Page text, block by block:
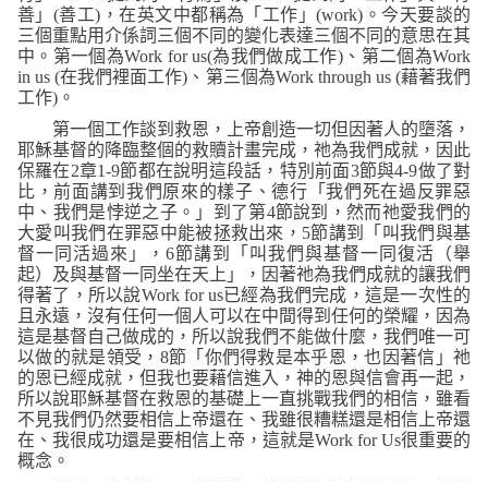
善」 (善工) ，在英文中都稱為「工作」(work) 。今天要談的
三個重點用介係詞三個不同的變化表達三個不同的意思在其
中。第一個為Work for us(為我們做成工作)、第二個為Work
in us (在我們裡面工作) 、第三個為Work through us (藉著我們
工作) 。
第一個工作談到救恩，上帝創造一切但因著人的墮落，
耶穌基督的降臨整個的救贖計畫完成，祂為我們成就，因此
保羅在2章1-9節都在說明這段話，特別前面3節與4-9做了對
比，前面講到我們原來的樣子、德行「我們死在過反罪惡
中、我們是悖逆之子。」 到了第4節說到，然而祂愛我們的
大愛叫我們在罪惡中能被拯救出來， 5節講到
「叫我們與基
督一同活過來」
， 6節講到
「叫我們與基督一同復活（舉
起）及與基督一同坐在天上」
，因著祂為我們成就的讓我們
得著了，所以說Work for us已經為我們完成，這是一次性的
且永遠，沒有任何一個人可以在中間得到任何的榮耀，因為
這是基督自己做成的，所以說我們不能做什麼，我們唯一可
以做的就是領受， 8節 「你們得救是本乎恩，也因著信」祂
的恩已經成就，但我也要藉信進入，神的恩與信會再一起，
所以說耶穌基督在救恩的基礎上一直挑戰我們的相信，雖看
不見我們仍然要相信上帝還在、我雖很糟糕還是相信上帝還
在、我很成功還是要相信上帝，這就是Work for Us很重要的
概念。